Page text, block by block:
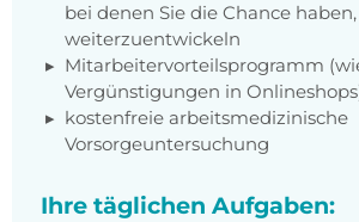
bei denen Sie die Chance
weiterzuentwickeln
Mitarbeitervorteilsprogramm
Vergünstigungen in
kostenfreie arbeitsmedizinische
Vorsorgeuntersuchung
Ihre täglichen Aufgaben: